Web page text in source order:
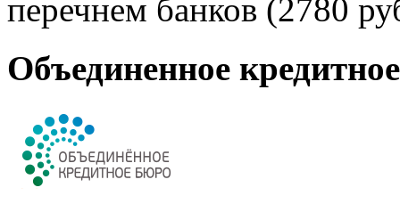
перечнем банков (2780
Объединенное